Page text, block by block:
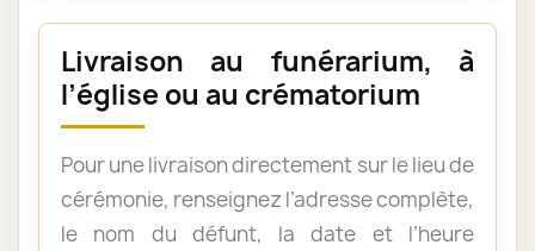
Livraison au funérarium, à
l’église ou au crématorium
Pour une livraison directement sur le lieu de
cérémonie, renseignez l’adresse complète,
le nom du défunt, la date et l’heure